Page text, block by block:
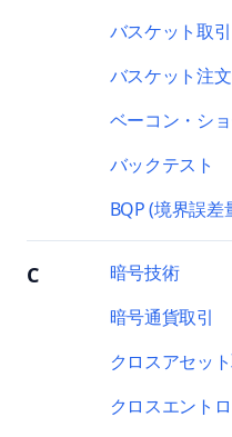
バスケット取引
バスケット注文
ベーコン・シ
バックテスト
BQP (境界誤
C
暗号技術
暗号通貨取引
クロスアセッ
クロスエント